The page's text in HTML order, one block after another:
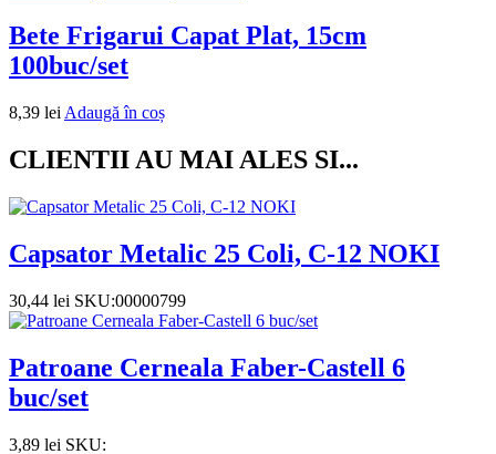
Bete Frigarui Capat Plat, 15cm
100buc/set
8,39 lei Adaugă în coș
CLIENTII AU MAI ALES SI...
Capsator Metalic 25 Coli, C-12 NOKI
30,44 lei SKU:00000799
Patroane Cerneala Faber-Castell 6
buc/set
3,89 lei SKU: